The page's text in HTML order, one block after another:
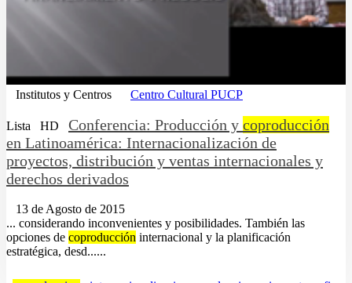
Institutos y Centros Centro Cultural PUCP
Lista HD Conferencia: Producción y coproducción
en Latinoamérica: Internacionalización de
proyectos, distribución y ventas internacionales y
derechos derivados
13 de Agosto de 2015
... considerando inconvenientes y posibilidades. También las
opciones de coproducción internacional y la planificación
estratégica, desd......